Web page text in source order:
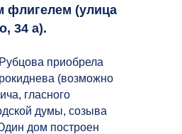
приобрела
(возможно
гласного
думы, созыва
дом построен
флигелем (улица
34 а).